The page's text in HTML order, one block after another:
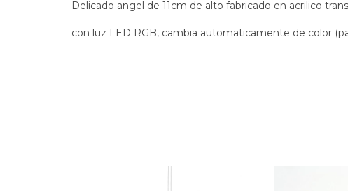
Delicado angel de 11cm de alto fabricado en acrilico
con luz LED RGB, cambia automaticamente de color